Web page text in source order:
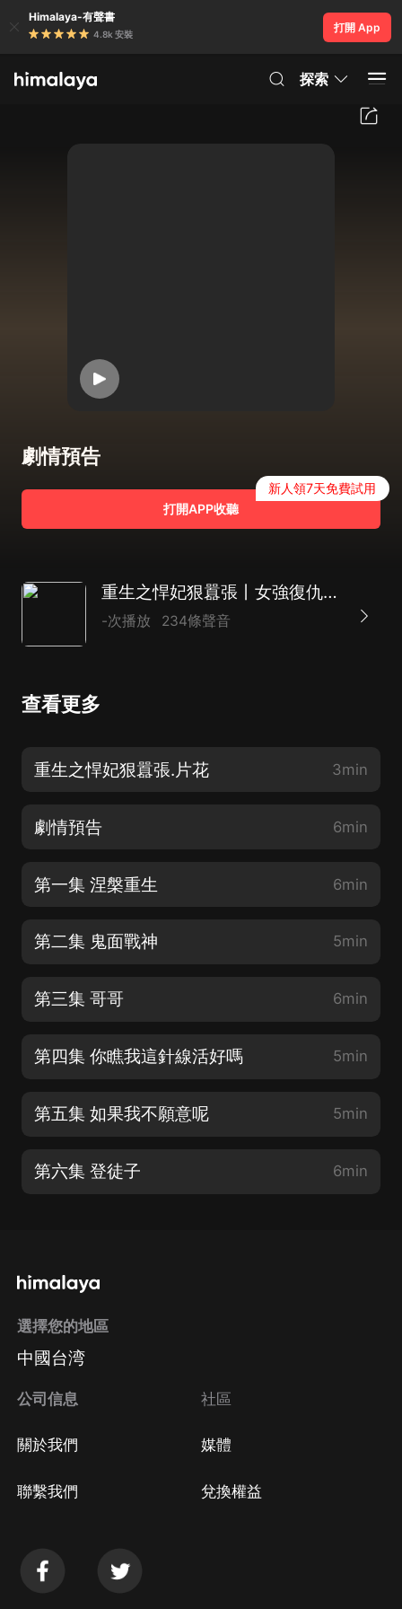
Himalaya-有聲書
4.8k 安裝
打開 App
探索
劇情預告
打開APP收聽
新人領7天免費試用
重生之悍妃狠囂張丨女強復仇爽文丨多播
-次播放 234條聲音
查看更多
重生之悍妃狠囂張.片花 3min
劇情預告 6min
第一集 涅槃重生 6min
第二集 鬼面戰神 5min
第三集 哥哥 6min
第四集 你瞧我這針線活好嗎 5min
第五集 如果我不願意呢 5min
第六集 登徒子 6min
選擇您的地區
中國台湾
公司信息
關於我們
聯繫我們
社區
媒體
兌換權益